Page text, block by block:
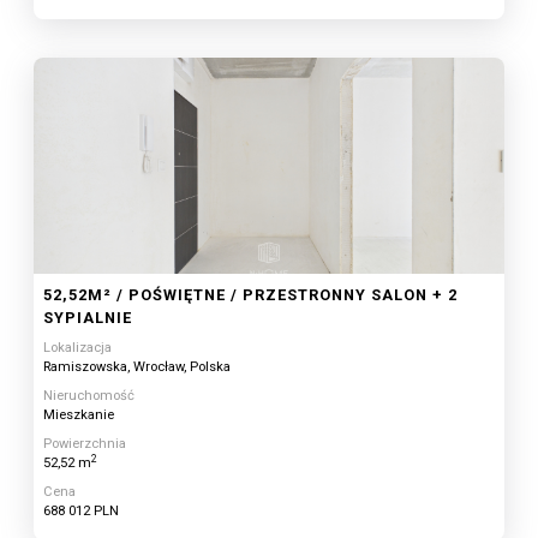
52,52M² / POŚWIĘTNE / PRZESTRONNY SALON + 2
SYPIALNIE
Lokalizacja
Ramiszowska, Wrocław, Polska
Nieruchomość
Mieszkanie
Powierzchnia
52,52 m2
Cena
688 012 PLN